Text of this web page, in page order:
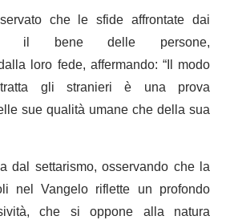
che le sfide affrontate dai
il bene delle persone,
loro fede, affermando: “Il modo
gli stranieri è una prova
sue qualità umane che della sua
dal settarismo, osservando che la
nel Vangelo riflette un profondo
che si oppone alla natura